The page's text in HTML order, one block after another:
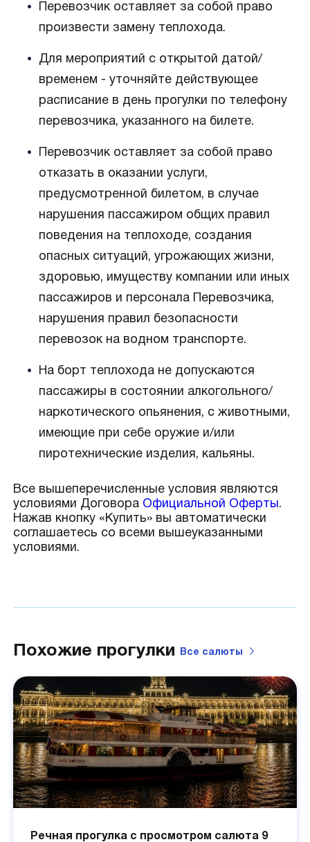
Перевозчик оставляет за собой право
произвести замену теплохода.
Для мероприятий с открытой датой/
временем - уточняйте действующее
расписание в день прогулки по телефону
перевозчика, указанного на билете.
Перевозчик оставляет за собой право
отказать в оказании услуги,
предусмотренной билетом, в случае
нарушения пассажиром общих правил
поведения на теплоходе, создания
опасных ситуаций, угрожающих жизни,
здоровью, имуществу компании или иных
пассажиров и персонала Перевозчика,
нарушения правил безопасности
перевозок на водном транспорте.
На борт теплохода не допускаются
пассажиры в состоянии алкогольного/
наркотического опьянения, с животными,
имеющие при себе оружие и/или
пиротехнические изделия, кальяны.
Все вышеперечисленные условия являются
условиями Договора Официальной Оферты.
Нажав кнопку «Купить» вы автоматически
соглашаетесь со всеми вышеуказанными
условиями.
Похожие прогулки Все салюты
Речная прогулка с просмотром салюта 9